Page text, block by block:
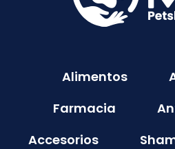
Alimentos
Farmacia
Accesorios